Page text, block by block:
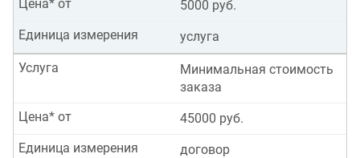
5000 руб.
Цена* от
услуга
Единица измерения
Минимальная стоимость
заказа
Услуга
45000 руб.
Цена* от
договор
Единица измерения